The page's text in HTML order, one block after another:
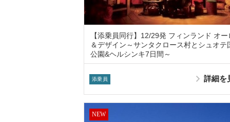
【添乗員同行】12/29発 フィンランド オー
＆デザイン～サンタクロース村とシュオテ
公園&ヘルシンキ7日間～
添乗員 詳細を
NEW